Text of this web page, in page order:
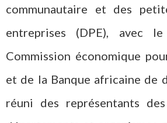
communautaire et des
entreprises (DPE), avec
Commission économique
et de la Banque africaine de
réuni des représentants